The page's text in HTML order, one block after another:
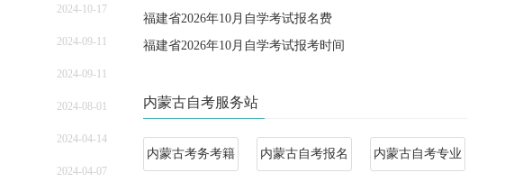
2024-10-17
2024-09-11
2024-09-11
2024-08-01
2024-04-14
2024-04-07
福建省2026年10月自学考试报名费
福建省2026年10月自学考试报考时间
内蒙古自考服务站
内蒙古考务考籍 内蒙古自考报名 内蒙古自考专业